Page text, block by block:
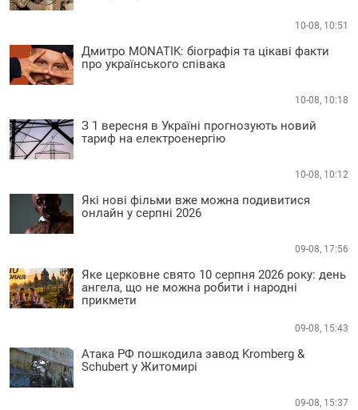
10-08, 10:51
Дмитро MONATIK: біографія та цікаві факти
про українського співака
10-08, 10:18
З 1 вересня в Україні прогнозують новий
тариф на електроенергію
10-08, 10:12
Які нові фільми вже можна подивитися
онлайн у серпні 2026
09-08, 17:56
Яке церковне свято 10 серпня 2026 року: день
ангела, що не можна робити і народні
прикмети
09-08, 15:43
Атака РФ пошкодила завод Kromberg &
Schubert у Житомирі
09-08, 15:37